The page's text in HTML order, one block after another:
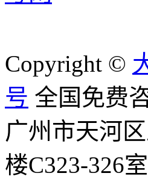
Copyright ©
号 全国免费
广州市天河
楼C323-326